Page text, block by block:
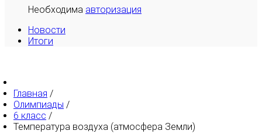
Необходима авторизация
Новости
Итоги
Главная /
Олимпиады /
6 класс /
Температура воздуха (атмосфера Земли)